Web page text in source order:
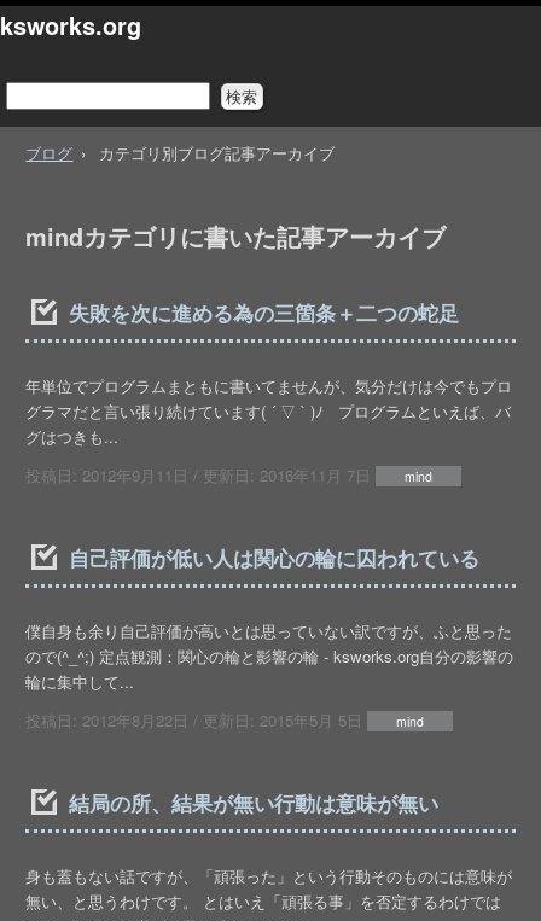
ksworks.org
ブログ カテゴリ別ブログ記事アーカイブ
mindカテゴリに書いた記事アーカイブ
失敗を次に進める為の三箇条＋二つの蛇足
年単位でプログラムまともに書いてませんが、気分だけは今でもプロ
グラマだと言い張り続けています( ´ ▽ ` )ﾉ プログラムといえば、バ
グはつきも...
投稿日: 2012年9月11日 / 更新日: 2016年11月 7日 mind
自己評価が低い人は関心の輪に囚われている
僕自身も余り自己評価が高いとは思っていない訳ですが、ふと思った
ので(^_^;) 定点観測：関心の輪と影響の輪 - ksworks.org自分の影響の
輪に集中して...
投稿日: 2012年8月22日 / 更新日: 2015年5月 5日 mind
結局の所、結果が無い行動は意味が無い
身も蓋もない話ですが、「頑張った」という行動そのものには意味が
無い、と思うわけです。 とはいえ「頑張る事」を否定するわけでは